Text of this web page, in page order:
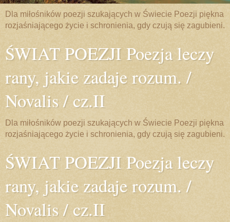
Dla miłośników poezji szukających w Świecie Poezji piękna
rozjaśniającego życie i schronienia, gdy czują się zagubieni.
ŚWIAT POEZJI Poezja leczy
rany, jakie zadaje rozum. /
Novalis / cz.II
Dla miłośników poezji szukających w Świecie Poezji piękna
rozjaśniającego życie i schronienia, gdy czują się zagubieni.
ŚWIAT POEZJI Poezja leczy
rany, jakie zadaje rozum. /
Novalis / cz.II